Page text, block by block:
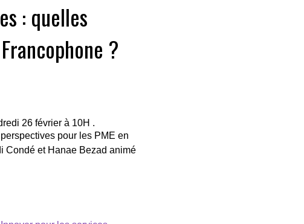
: quelles
?
26 février à 10H .
pour les PME en
Condé et Hanae Bezad animé